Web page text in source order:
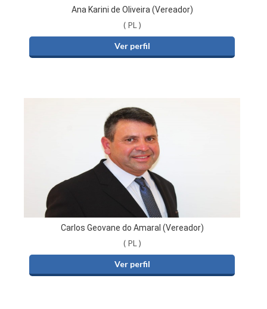
Ana Karini de Oliveira (Vereador)
( PL )
Ver perfil
Carlos Geovane do Amaral (Vereador)
( PL )
Ver perfil